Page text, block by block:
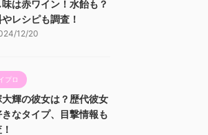
は赤ワイン！水飴も？
レシピも調査！
12/20
プロ
輝の彼女は？歴代彼女
なタイプ、目撃情報も